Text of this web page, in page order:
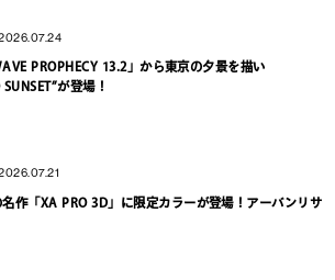
PROPHECY 13.2」から東京の夕景を描い
が登場！
作「XA PRO 3D」に限定カラーが登場！アーバンリサ